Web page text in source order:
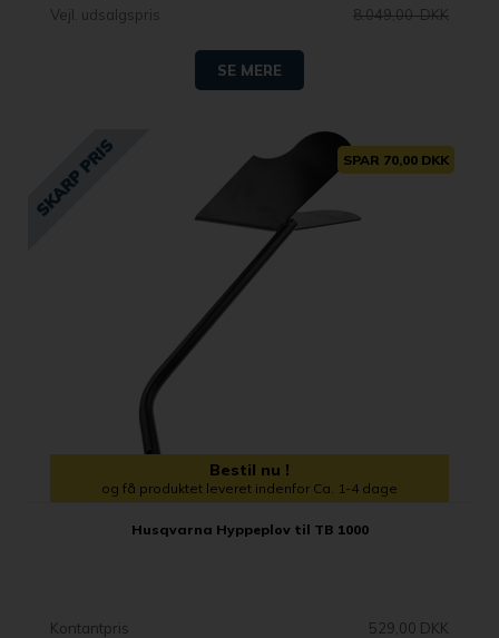
Vejl. udsalgspris
8.049,00 DKK
SE MERE
SPAR 70,00 DKK
Bestil nu !
og få produktet leveret indenfor Ca. 1-4 dage
Husqvarna Hyppeplov til TB 1000
Kontantpris
529,00 DKK